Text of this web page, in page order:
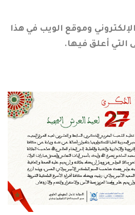
وموقع الويب في هذا
التي أعلق فيها.